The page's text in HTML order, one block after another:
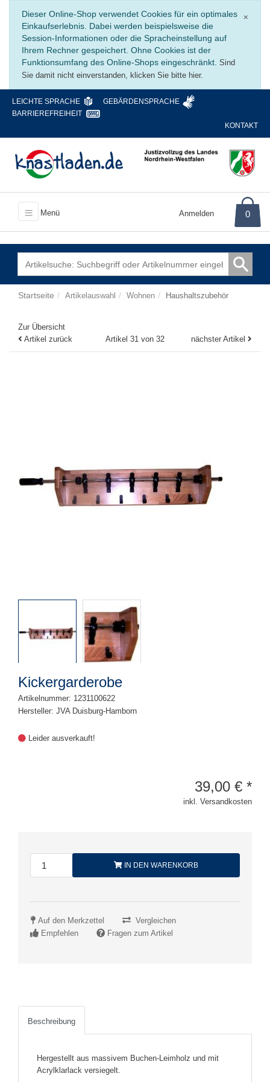
×
Dieser Online-Shop verwendet Cookies für ein optimales
Einkaufserlebnis. Dabei werden beispielsweise die
Session-Informationen oder die Spracheinstellung auf
Ihrem Rechner gespeichert. Ohne Cookies ist der
Funktionsumfang des Online-Shops eingeschränkt. Sind
Sie damit nicht einverstanden, klicken Sie bitte hier.
LEICHTE SPRACHE
GEBÄRDENSPRACHE
BARRIEREFREIHEIT
KONTAKT
Menü Anmelden 0
Startseite Artikelauswahl Wohnen Haushaltszubehör
Zur Übersicht
Artikel zurück
Artikel 31 von 32 nächster Artikel
Kickergarderobe
Artikelnummer: 1231100622
Hersteller: JVA Duisburg-Hamborn
Leider ausverkauft!
39,00 € *
inkl. Versandkosten
IN DEN WARENKORB
Auf den Merkzettel
Vergleichen
Empfehlen
Fragen zum Artikel
Beschreibung
Hergestellt aus massivem Buchen-Leimholz und mit
Acrylklarlack versiegelt.